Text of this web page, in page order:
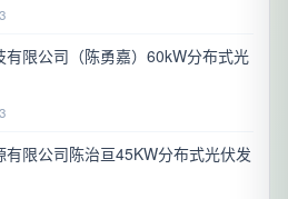
限公司（陈勇嘉）60kW分布式光
有限公司陈治亘45KW分布式光伏发